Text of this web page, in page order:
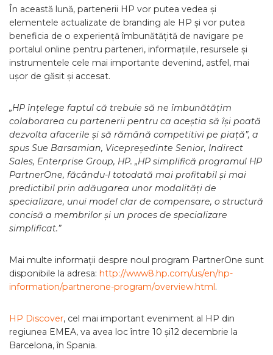
În această lună, partenerii HP vor putea vedea și
elementele actualizate de branding ale HP și vor putea
beneficia de o experiență îmbunătățită de navigare pe
portalul online pentru parteneri, informațiile, resursele și
instrumentele cele mai importante devenind, astfel, mai
ușor de găsit și accesat.
„HP înțelege faptul că trebuie să ne îmbunătățim
colaborarea cu partenerii pentru ca aceștia să își poată
dezvolta afacerile și să rămână competitivi pe piață”, a
spus Sue Barsamian, Vicepreședinte Senior, Indirect
Sales, Enterprise Group, HP. „HP simplifică programul HP
PartnerOne, făcându-l totodată mai profitabil și mai
predictibil prin adăugarea unor modalități de
specializare, unui model clar de compensare, o structură
concisă a membrilor și un proces de specializare
simplificat.”
Mai multe informații despre noul program PartnerOne sunt
disponibile la adresa: http://www8.hp.com/us/en/hp-
information/partnerone-program/overview.html.
HP Discover, cel mai important eveniment al HP din
regiunea EMEA, va avea loc între 10 și12 decembrie la
Barcelona, în Spania.